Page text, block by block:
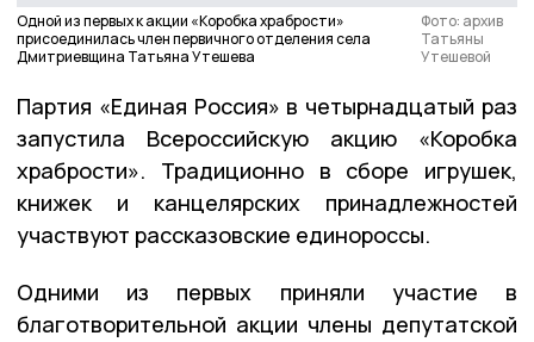
Одной из первых к акции «Коробка храбрости»
присоединилась член первичного отделения села
Дмитриевщина Татьяна Утешева
Фото: архив
Татьяны
Утешевой
Партия «Единая Россия» в четырнадцатый раз
запустила Всероссийскую акцию «Коробка
храбрости». Традиционно в сборе игрушек,
книжек и канцелярских принадлежностей
участвуют рассказовские единороссы.
Одними из первых приняли участие в
благотворительной акции члены депутатской